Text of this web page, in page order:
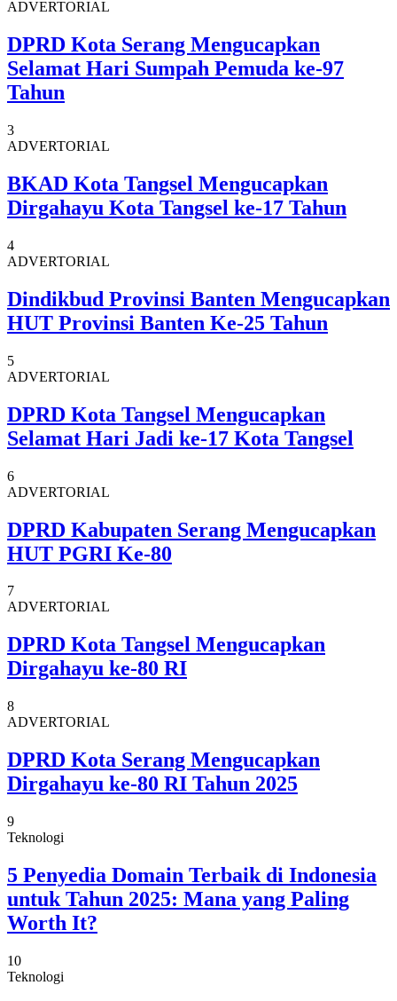
ADVERTORIAL
DPRD Kota Serang Mengucapkan
Selamat Hari Sumpah Pemuda ke-97
Tahun
3
ADVERTORIAL
BKAD Kota Tangsel Mengucapkan
Dirgahayu Kota Tangsel ke-17 Tahun
4
ADVERTORIAL
Dindikbud Provinsi Banten Mengucapkan
HUT Provinsi Banten Ke-25 Tahun
5
ADVERTORIAL
DPRD Kota Tangsel Mengucapkan
Selamat Hari Jadi ke-17 Kota Tangsel
6
ADVERTORIAL
DPRD Kabupaten Serang Mengucapkan
HUT PGRI Ke-80
7
ADVERTORIAL
DPRD Kota Tangsel Mengucapkan
Dirgahayu ke-80 RI
8
ADVERTORIAL
DPRD Kota Serang Mengucapkan
Dirgahayu ke-80 RI Tahun 2025
9
Teknologi
5 Penyedia Domain Terbaik di Indonesia
untuk Tahun 2025: Mana yang Paling
Worth It?
10
Teknologi